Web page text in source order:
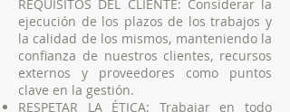
REQUISITOS DEL CLIENTE: Considerar la
ejecución de los plazos de los trabajos y
la calidad de los mismos, manteniendo la
confianza de nuestros clientes, recursos
externos y proveedores como puntos
clave en la gestión.
RESPETAR LA ÉTICA: Trabajar en todo